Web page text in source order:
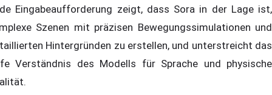
Eingabeaufforderung zeigt, dass Sora in der Lage ist,
Szenen mit präzisen Bewegungssimulationen und
Hintergründen zu erstellen, und unterstreicht das
Verständnis des Modells für Sprache und physische